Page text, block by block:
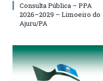
Consulta Pública – PPA
2026–2029 – Limoeiro do
Ajuru/PA